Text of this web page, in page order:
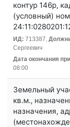
контур 146р,
(условный)
ИД: 713387,
Сергеевич
Дата окончания
08:00
Земельный
кв.м.,
назначения,